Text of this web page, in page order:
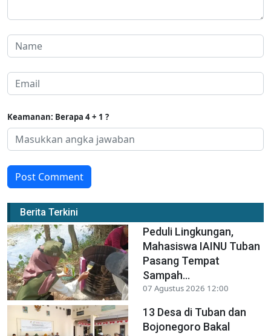
Keamanan: Berapa 4 + 1 ?
Post Comment
Berita Terkini
Peduli Lingkungan,
Mahasiswa IAINU Tuban
Pasang Tempat
Sampah...
07 Agustus 2026 12:00
13 Desa di Tuban dan
Bojonegoro Bakal